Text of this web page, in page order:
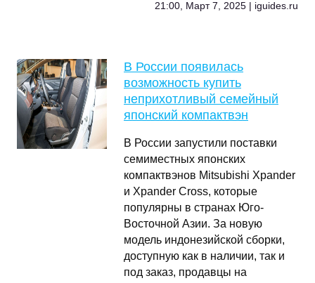
21:00, Март 7, 2025 | iguides.ru
В России появилась
возможность купить
неприхотливый семейный
японский компактвэн
В России запустили поставки
семиместных японских
компактвэнов Mitsubishi Xpander
и Xpander Cross, которые
популярны в странах Юго-
Восточной Азии. За новую
модель индонезийской сборки,
доступную как в наличии, так и
под заказ, продавцы на